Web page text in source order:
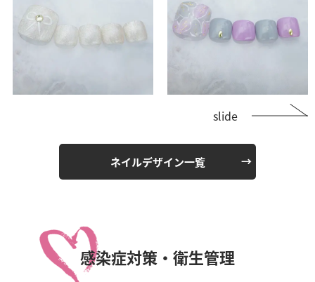
slide
ネイルデザイン一覧
感染症対策・衛生管理